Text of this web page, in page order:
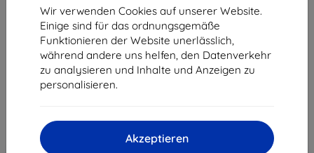
Wir verwenden Cookies auf unserer Website.
Einige sind für das ordnungsgemäße
Funktionieren der Website unerlässlich,
während andere uns helfen, den Datenverkehr
zu analysieren und Inhalte und Anzeigen zu
personalisieren.
Akzeptieren
3mk Silky Matt Privacy Schutzfolie für Samsung
Galaxy A25 5G
Geeignet für: Samsung Galaxy A25
14,90 €
13,41 €
ohne MWSt11,27 €